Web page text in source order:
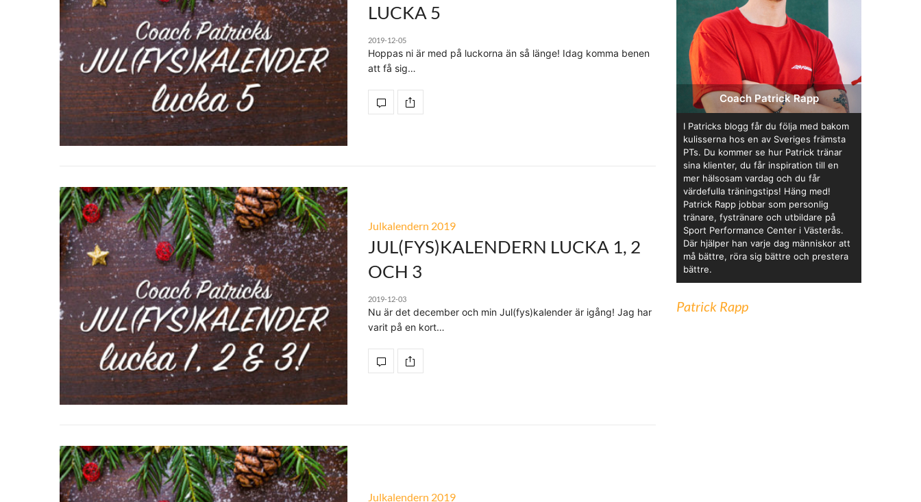
LUCKA 5
2019-12-05
Hoppas ni är med på luckorna än så länge! Idag komma benen
att få sig…
Julkalendern 2019
JUL(FYS)KALENDERN LUCKA 1, 2
OCH 3
2019-12-03
Nu är det december och min Jul(fys)kalender är igång! Jag har
varit på en kort…
Julkalendern 2019
Coach Patrick Rapp
I Patricks blogg får du följa med bakom
kulisserna hos en av Sveriges främsta
PTs. Du kommer se hur Patrick tränar
sina klienter, du får inspiration till en
mer hälsosam vardag och du får
värdefulla träningstips! Häng med!
Patrick Rapp jobbar som personlig
tränare, fystränare och utbildare på
Sport Performance Center i Västerås.
Där hjälper han varje dag människor att
må bättre, röra sig bättre och prestera
bättre.
Patrick Rapp